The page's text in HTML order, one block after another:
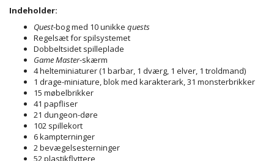
Indeholder:
Quest-bog med 10 unikke quests
Regelsæt for spilsystemet
Dobbeltsidet spilleplade
Game Master-skærm
4 helteminiaturer (1 barbar, 1 dværg, 1 elver, 1 troldmand)
1 drage-miniature, blok med karakterark, 31 monsterbrikker
15 møbelbrikker
41 papfliser
21 dungeon-døre
102 spillekort
6 kampterninger
2 bevægelsesterninger
52 plastikflyttere